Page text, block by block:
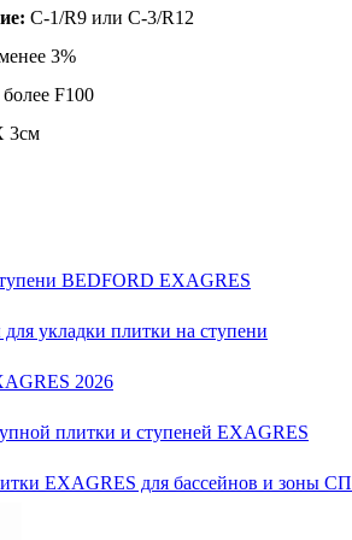
C-1/R9 или C-3/R12
3%
более F100
3см
BEDFORD EXAGRES
укладки плитки на ступени
2026
плитки и ступеней EXAGRES
EXAGRES для бассейнов и зоны